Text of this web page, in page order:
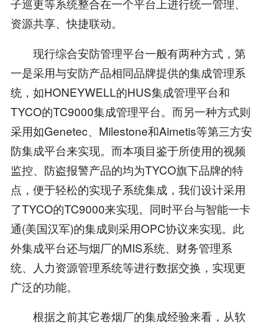
资源共享、快捷联动。
现行综合安防管理平台一般有两种方式，第
一是采用与安防产品相同品牌提供的集成管理系
统，如HONEYWELL的HUS集成管理平台和
TYCO的TC9000集成管理平台。而另一种方式则
采用如Genetec、Milestone和Aimetis等第三方安
防集成平台来实现。而本项目鉴于所使用的视频
监控、防盗报警产品的均为TYCO旗下品牌的特
点，便于轻松的实现子系统集成，我们设计采用
了TYCO的TC9000来实现。同时平台与智能一卡
通(美国汉军)的集成则采用OPC协议来实现。此
外集成平台还与烟厂的MIS系统、财务管理系
统、人力资源管理系统等进行数据交换，实现更
广泛的功能。
根据之前其它卷烟厂的集成经验来看，从软